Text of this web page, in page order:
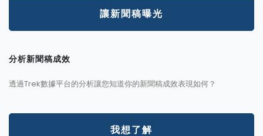
讓新聞稿曝光
分析新聞稿成效
透過Trek數據平台的分析讓您知道你的新聞稿成效表現如何？
我想了解